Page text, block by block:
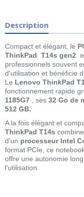
Description
Compact et élégant, le
ThinkPad T14s gen2
professionnels souvent
d'utilisation et bénéficie
Le Lenovo ThinkPad
fonctionnement rapide
1185G7
, ses 32 Go de
512 GB.
A la fois élégant et
ThinkPad T14s
d'un processeur Intel
format PCIe, ce
offre une autonomie
l'utilisation.